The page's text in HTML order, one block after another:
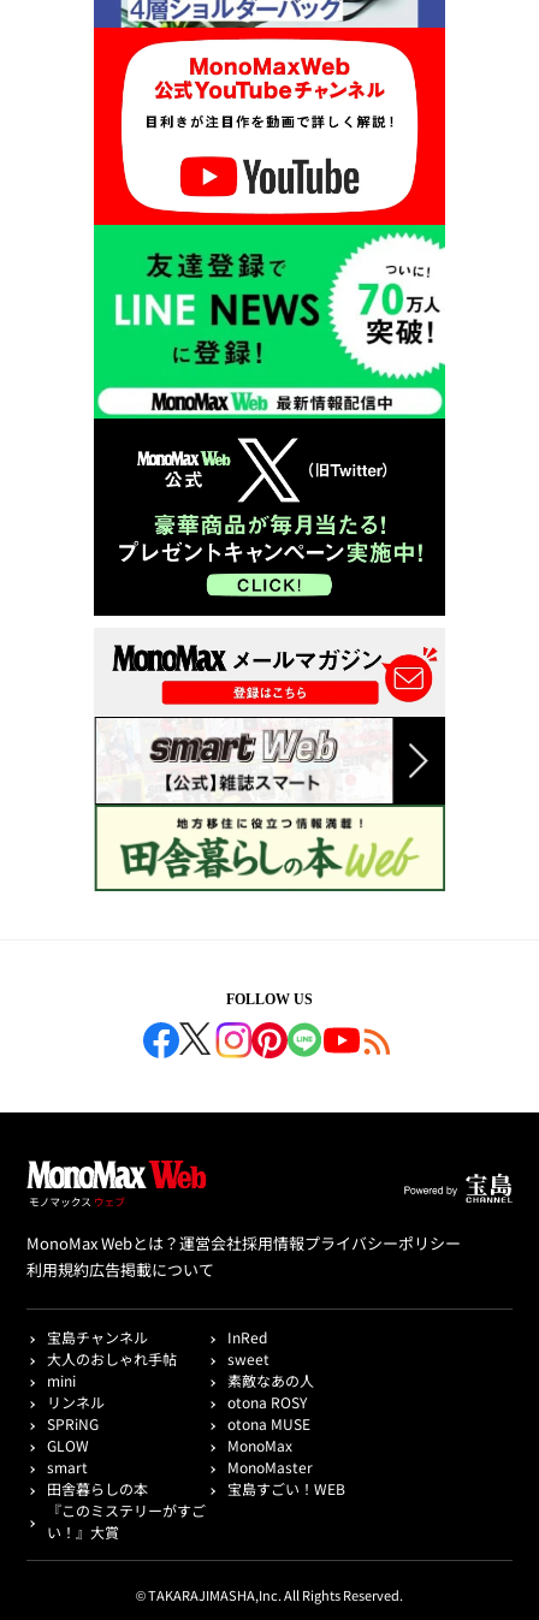
FOLLOW US
MonoMax Webとは？運営会社採用情報プライバシーポリシー
利用規約広告掲載について
宝島チャンネル
InRed
大人のおしゃれ手帖
sweet
mini
素敵なあの人
リンネル
otona ROSY
SPRiNG
otona MUSE
GLOW
MonoMax
smart
MonoMaster
田舎暮らしの本
宝島すごい！WEB
『このミステリーがすご
い！』大賞
© TAKARAJIMASHA,Inc. All Rights Reserved.